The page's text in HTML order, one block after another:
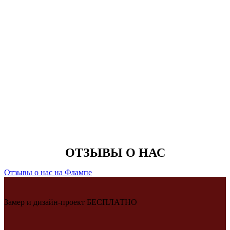
ОТЗЫВЫ О НАС
Отзывы о нас на Флампе
Замер и дизайн-проект БЕСПЛАТНО